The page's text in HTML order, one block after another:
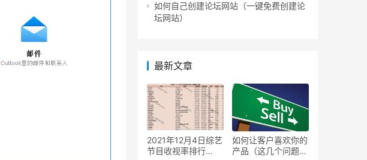
如何自己创建论坛网站（一键免费创建论
坛网站）
最新文章
2021年12月4日综艺
节目收视率排行
如何让客户喜欢你的
产品（这几个问题值